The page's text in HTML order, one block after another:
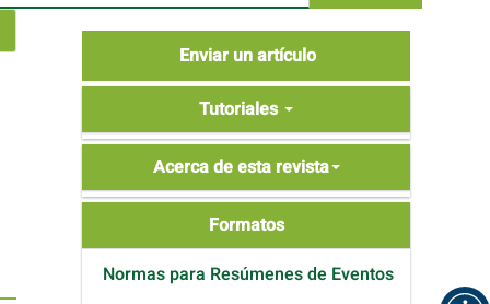
un
artículo
Enviar un artículo
Tutoriales
Acerca de esta revista
Formatos
Normas para Resúmenes de Eventos